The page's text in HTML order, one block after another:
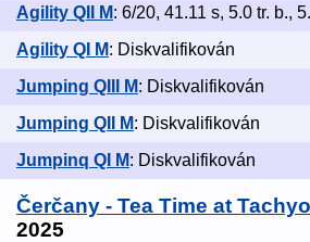
Agility QII M: 6/20, 41.11 s, 5.0 tr. b.,
Agility QI M: Diskvalifikován
Jumping QIII M: Diskvalifikován
Jumping QII M: Diskvalifikován
Jumpinq QI M: Diskvalifikován
Čerčany - Tea Time at
2025